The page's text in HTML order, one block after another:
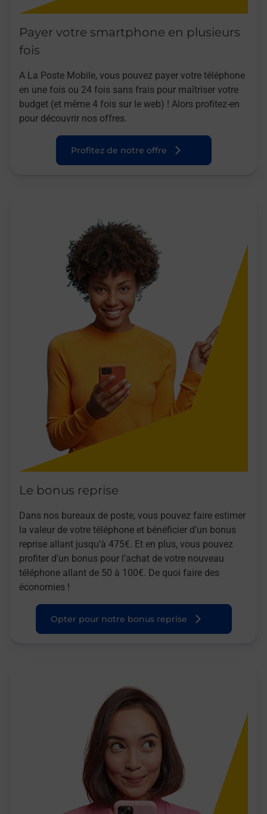
Payer votre smartphone en plusieurs
fois
A La Poste Mobile, vous pouvez payer votre téléphone
en une fois ou 24 fois sans frais pour maîtriser votre
budget (et même 4 fois sur le web) ! Alors profitez-en
pour découvrir nos offres.
Profitez de notre offre
Le bonus reprise
Dans nos bureaux de poste, vous pouvez faire estimer
la valeur de votre téléphone et bénéficier d’un bonus
reprise allant jusqu’à 475€. Et en plus, vous pouvez
profiter d’un bonus pour l’achat de votre nouveau
téléphone allant de 50 à 100€. De quoi faire des
économies !
Opter pour notre bonus reprise